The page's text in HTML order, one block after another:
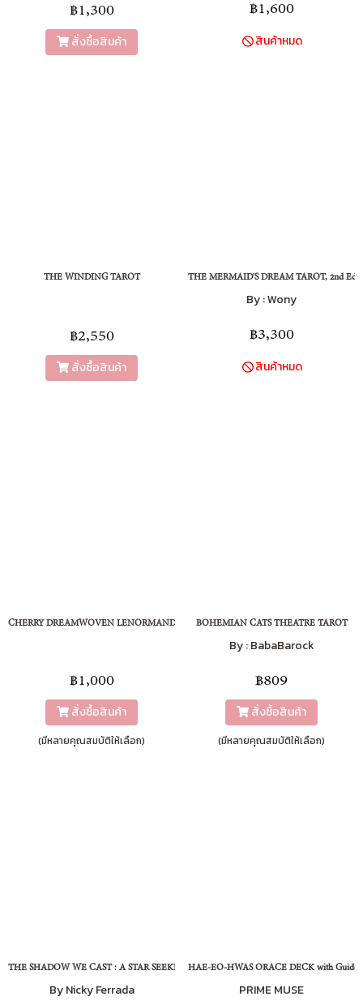
฿1,300
สั่งซื้อสินค้า
฿1,600
สินค้าหมด
THE WINDING TAROT
฿2,550
สั่งซื้อสินค้า
THE MERMAID'S DREAM TAROT, 2nd
By : Wony
฿3,300
สินค้าหมด
CHERRY DREAMWOVEN LENORMAND
฿1,000
สั่งซื้อสินค้า
(มีหลายคุณสมบัติให้เลือก)
BOHEMIAN CATS THEATRE TAROT
By : BabaBarock
฿809
สั่งซื้อสินค้า
(มีหลายคุณสมบัติให้เลือก)
THE SHADOW WE CAST : A STAR SEEKER TAROT
By Nicky Ferrada
HAE-EO-HWAS ORACE DECK with
PRIME MUSE